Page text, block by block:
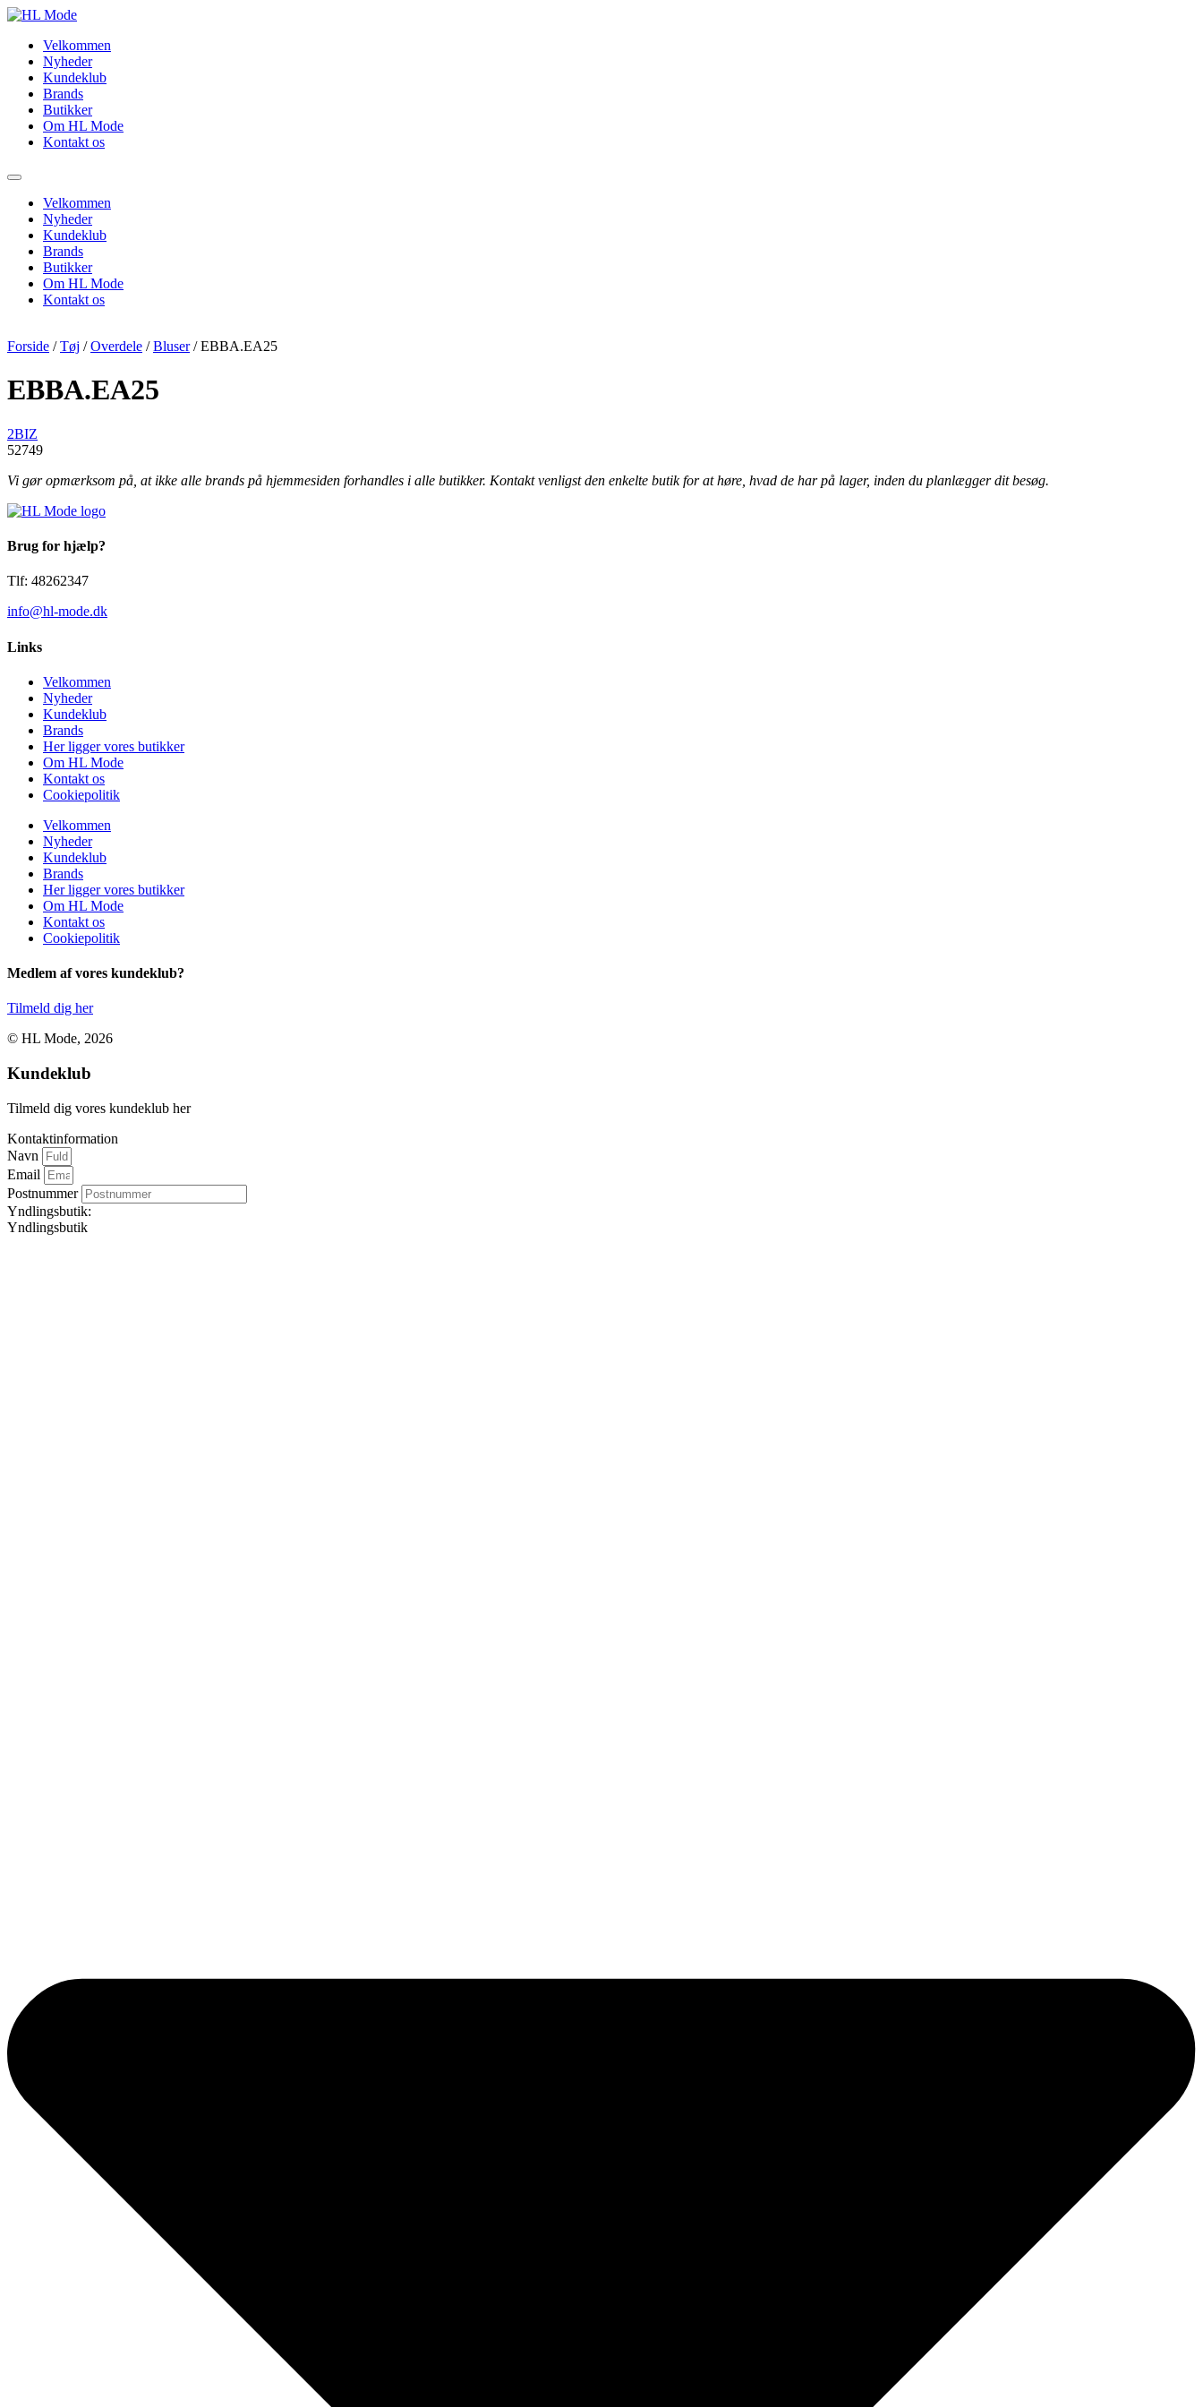
Videre
indholdVelkommen
Nyheder
Kundeklub
Brands
Butikker
Om HL Mode
Kontakt os
Velkommen
Nyheder
Kundeklub
Brands
Butikker
Om HL Mode
Kontakt os
Forside /Tøj /Overdele /Bluser/ EBBA.EA25
EBBA.EA25
2BIZ
52749
Vi gør opmærksom på, at ikke alle brands på hjemmesiden forhandles i alle butikker. Kontakt venligst den enkelte butik for at høre, hvad de har på lager, inden du planlægger dit besøg.
Brug for hjælp?
Tlf: 48262347
info@hl-mode.dk
Links
Velkommen
Nyheder
Kundeklub
Brands
Her ligger vores butikker
Om HL Mode
Kontakt os
Cookiepolitik
Velkommen
Nyheder
Kundeklub
Brands
Her ligger vores butikker
Om HL Mode
Kontakt os
Cookiepolitik
Medlem af vores kundeklub?
Tilmeld dig her
© HL Mode, 2026
Kundeklub
Tilmeld dig vores kundeklub her
Kontaktinformation
Navn
Email
Postnummer
Yndlingsbutik:
Yndlingsbutik